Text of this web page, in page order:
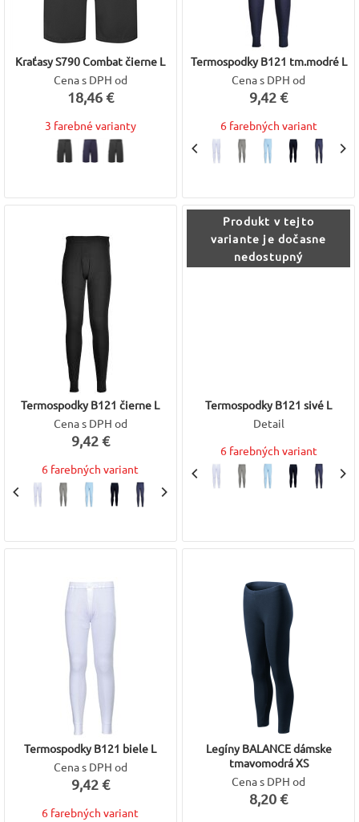
Kraťasy S790 Combat čierne L
Cena s DPH od
18,46 €
3 farebné varianty
Termospodky B121 tm.modré L
Cena s DPH od
9,42 €
6 farebných variant
Termospodky B121 čierne L
Cena s DPH od
9,42 €
6 farebných variant
Produkt v tejto
variante je dočasne
nedostupný
Termospodky B121 sivé L
Detail
6 farebných variant
Termospodky B121 biele L
Cena s DPH od
9,42 €
6 farebných variant
Legíny BALANCE dámske
tmavomodrá XS
Cena s DPH od
8,20 €